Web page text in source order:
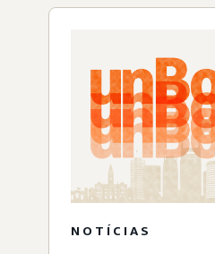
NOTÍCIAS